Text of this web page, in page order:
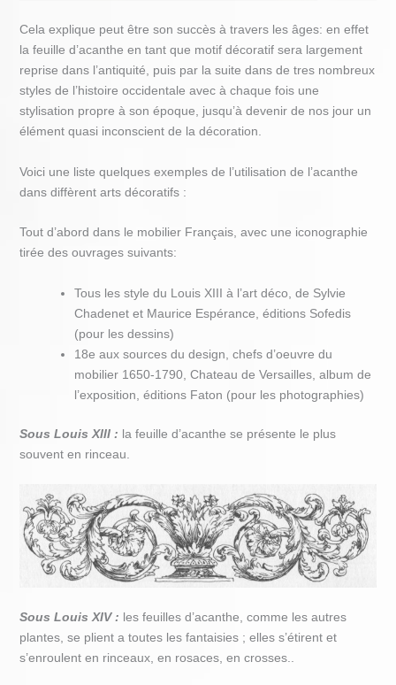
Cela explique peut être son succès à travers les âges: en effet
la feuille d’acanthe en tant que motif décoratif sera largement
reprise dans l’antiquité, puis par la suite dans de tres nombreux
styles de l’histoire occidentale avec à chaque fois une
stylisation propre à son époque, jusqu’à devenir de nos jour un
élément quasi inconscient de la décoration.
Voici une liste quelques exemples de l’utilisation de l’acanthe
dans diffèrent arts décoratifs :
Tout d’abord dans le mobilier Français, avec une iconographie
tirée des ouvrages suivants:
Tous les style du Louis XIII à l’art déco, de Sylvie
Chadenet et Maurice Espérance, éditions Sofedis
(pour les dessins)
18e aux sources du design, chefs d’oeuvre du
mobilier 1650-1790, Chateau de Versailles, album de
l’exposition, éditions Faton (pour les photographies)
Sous Louis XIII : la feuille d’acanthe se présente le plus
souvent en rinceau.
Sous Louis XIV : les feuilles d’acanthe, comme les autres
plantes, se plient a toutes les fantaisies ; elles s’étirent et
s’enroulent en rinceaux, en rosaces, en crosses..